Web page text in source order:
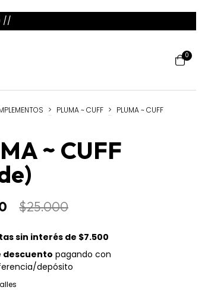
//
0
> PLUMA ~ CUFF > PLUMA ~ CUFF
~ CUFF
$25.000
sin interés de $7.500
descuento pagando con
depósito